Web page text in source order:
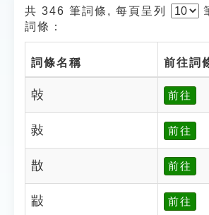
共 346 筆詞條, 每頁呈列
詞條：
詞條名稱 前往詞
㪕 前往
㪖 前往
㪚 前往
㪜 前往